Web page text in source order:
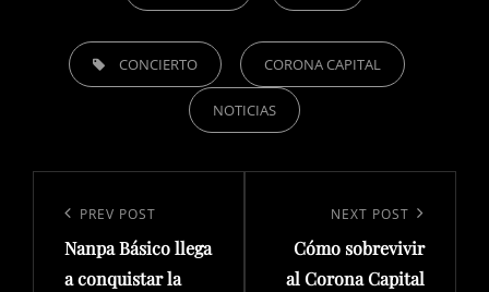
TAGS, CONCIERTO CORONA CAPITAL
NOTICIAS
entradas
Previous
Post
PREV POST
Nanpa Básico llega
a conquistar la
Post
NEXT POST
Cómo sobrevivir
al Corona Capital